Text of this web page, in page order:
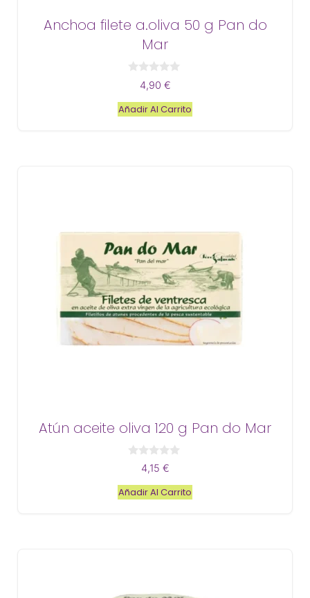
Anchoa filete a.oliva 50 g Pan do
Mar
e
5
4,90 €
Añadir Al Carrito
Atún aceite oliva 120 g Pan do Mar
e
5
4,15 €
Añadir Al Carrito